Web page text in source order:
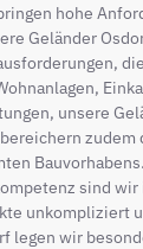
hohe
Geländer
unsere
sind
unkompliziert
legen wir